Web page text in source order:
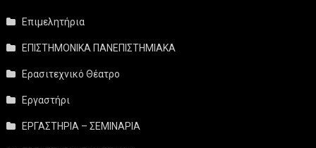
Επιμελητήρια
ΕΠΙΣΤΗΜΟΝΙΚΑ ΠΑΝΕΠΙΣΤΗΜΙΑΚΑ
Ερασιτεχνικό Θέατρο
Εργαστήρι
ΕΡΓΑΣΤΗΡΙΑ – ΣΕΜΙΝΑΡΙΑ